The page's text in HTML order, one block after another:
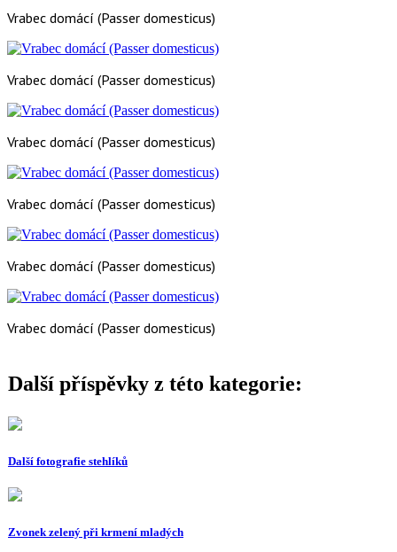
Vrabec domácí (Passer domesticus)
Vrabec domácí (Passer domesticus)
Vrabec domácí (Passer domesticus)
Vrabec domácí (Passer domesticus)
Vrabec domácí (Passer domesticus)
Vrabec domácí (Passer domesticus)
Další příspěvky z této kategorie:
Další fotografie stehlíků
Zvonek zelený při krmení mladých